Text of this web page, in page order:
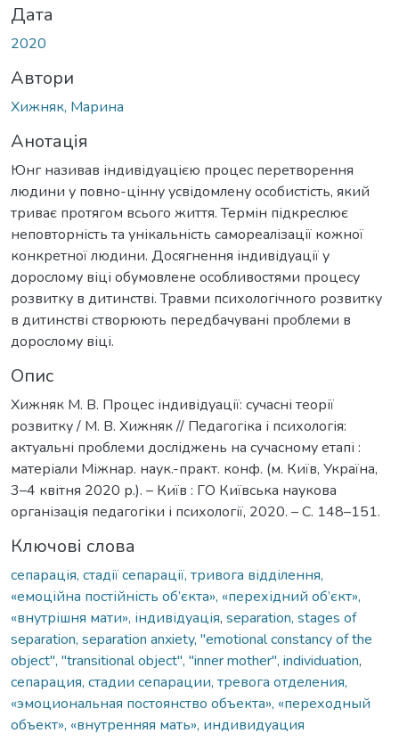
Дата
2020
Автори
Хижняк, Марина
Анотація
Юнг називав індивідуацією процес перетворення
людини у повно-цінну усвідомлену особистість, який
триває протягом всього життя. Термін підкреслює
неповторність та унікальність самореалізації кожної
конкретної людини. Досягнення індивідуації у
дорослому віці обумовлене особливостями процесу
розвитку в дитинстві. Травми психологічного розвитку
в дитинстві створюють передбачувані проблеми в
дорослому віці.
Опис
Хижняк М. В. Процес індивідуації: сучасні теорії
розвитку / М. В. Хижняк // Педагогіка і психологія:
актуальні проблеми досліджень на сучасному етапі :
матеріали Міжнар. наук.-практ. конф. (м. Київ, Україна,
3–4 квітня 2020 р.). – Київ : ГО Київська наукова
організація педагогіки і психології, 2020. – С. 148–151.
Ключові слова
сепарація, стадії сепарації, тривога відділення,
«емоційна постійність об’єкта», «перехідний об’єкт»,
«внутрішня мати», індивідуація, separation, stages of
separation, separation anxiety, "emotional constancy of the
object", "transitional object", "inner mother", individuation,
сепарация, стадии сепарации, тревога отделения,
«эмоциональная постоянство объекта», «переходный
объект», «внутренняя мать», индивидуация